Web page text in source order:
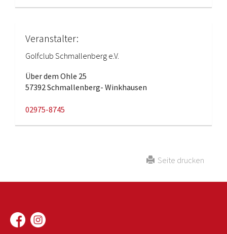
Veranstalter:
Golfclub Schmallenberg e.V.
Über dem Ohle 25
57392 Schmallenberg- Winkhausen
02975-8745
Seite drucken